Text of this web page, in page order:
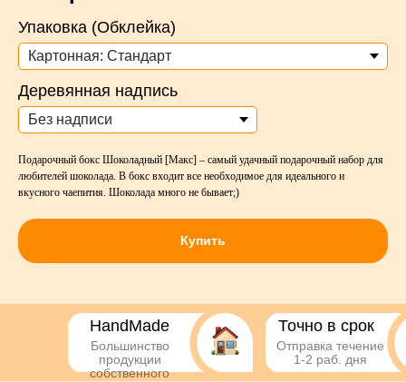
Упаковка (Обклейка)
Деревянная надпись
Подарочный бокс Шоколадный [Макс] – самый удачный подарочный набор для
любителей шоколада. В бокс входит все необходимое для идеального и
вкусного чаепития. Шоколада много не бывает;)
Купить
Отправка течение
1-2 раб. дня
Большинство
продукции
собственного
Точно в срок
HandMade